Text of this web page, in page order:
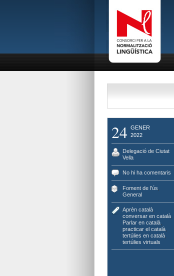
24 GENER
2022
Delegació de Ciutat
Vella
No hi ha comentaris
Foment de l'ús
General
Aprèn català,
conversar en català,
Parlar en català,
practicar el català,
tertúlies en català,
tertúlies virtuals